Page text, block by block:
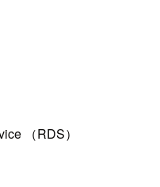
（RDS）